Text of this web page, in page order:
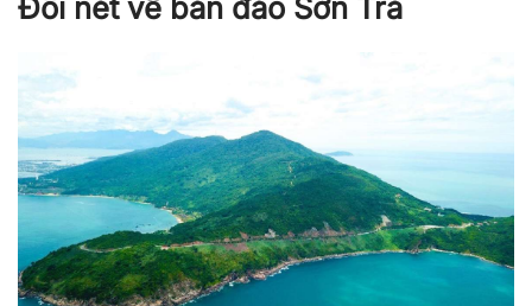
Đôi nét về bán đảo Sơn Trà